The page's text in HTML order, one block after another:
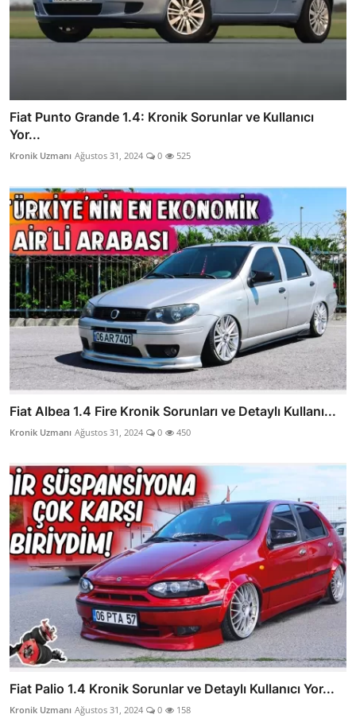
Fiat Punto Grande 1.4: Kronik Sorunlar ve Kullanıcı
Yor...
Kronik Uzmanı Ağustos 31, 2024 0 525
Fiat Albea 1.4 Fire Kronik Sorunları ve Detaylı Kullanı...
Kronik Uzmanı Ağustos 31, 2024 0 450
Fiat Palio 1.4 Kronik Sorunlar ve Detaylı Kullanıcı Yor...
Kronik Uzmanı Ağustos 31, 2024 0 158